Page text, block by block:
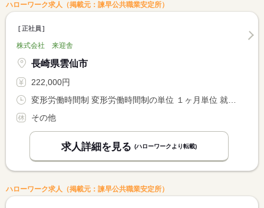
ハローワーク求人（掲載元：諫早公共職業安定所）
正社員
株式会社 来迎舎
長崎県雲仙市
222,000円
その他
求人詳細を見る (ハローワークより転載)
ハローワーク求人（掲載元：諫早公共職業安定所）